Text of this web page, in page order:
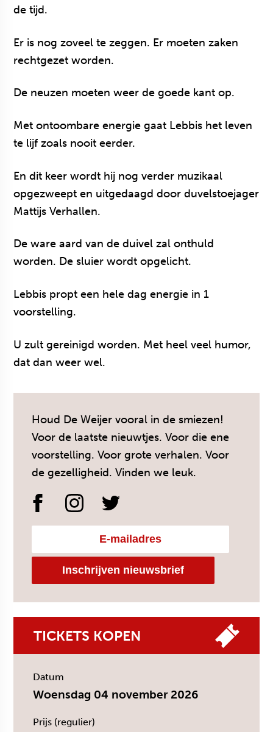
de tijd.
Er is nog zoveel te zeggen. Er moeten zaken
rechtgezet worden.
De neuzen moeten weer de goede kant op.
Met ontoombare energie gaat Lebbis het leven
te lijf zoals nooit eerder.
En dit keer wordt hij nog verder muzikaal
opgezweept en uitgedaagd door duvelstoejager
Mattijs Verhallen.
De ware aard van de duivel zal onthuld
worden. De sluier wordt opgelicht.
Lebbis propt een hele dag energie in 1
voorstelling.
U zult gereinigd worden. Met heel veel humor,
dat dan weer wel.
Houd De Weijer vooral in de smiezen!
Voor de laatste nieuwtjes. Voor die ene
voorstelling. Voor grote verhalen. Voor
de gezelligheid. Vinden we leuk.
TICKETS KOPEN
Datum
Woensdag 04 november 2026
Prijs (regulier)